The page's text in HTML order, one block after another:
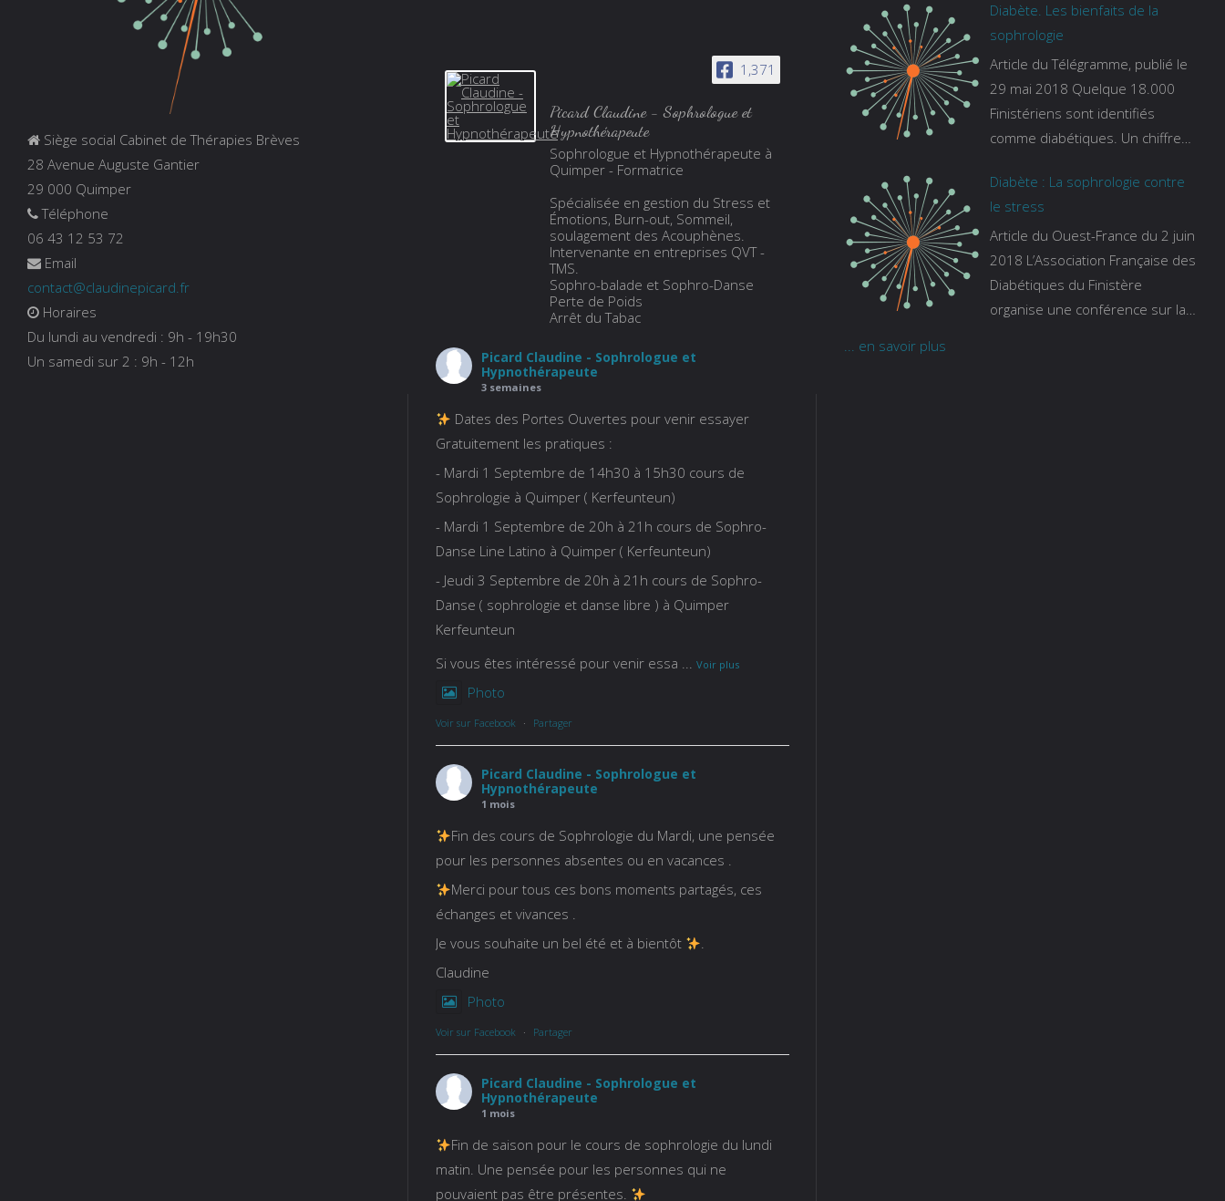
Siège social Cabinet de Thérapies Brèves
28 Avenue Auguste Gantier
29 000 Quimper
Téléphone
06 43 12 53 72
Email
contact@claudinepicard.fr
Horaires
Du lundi au vendredi : 9h - 19h30
Un samedi sur 2 : 9h - 12h
1,371
Picard Claudine - Sophrologue et
Hypnothérapeute
Sophrologue et Hypnothérapeute à
Quimper - Formatrice
Spécialisée en gestion du Stress et
Émotions, Burn-out, Sommeil,
soulagement des Acouphènes.
Intervenante en entreprises QVT -
TMS.
Sophro-balade et Sophro-Danse
Perte de Poids
Arrêt du Tabac
Picard Claudine - Sophrologue et
Hypnothérapeute
3 semaines
Dates des Portes Ouvertes pour venir essayer
Gratuitement les pratiques :
- Mardi 1 Septembre de 14h30 à 15h30 cours de
Sophrologie à Quimper ( Kerfeunteun)
- Mardi 1 Septembre de 20h à 21h cours de Sophro-
Danse Line Latino à Quimper ( Kerfeunteun)
- Jeudi 3 Septembre de 20h à 21h cours de Sophro-
Danse ( sophrologie et danse libre ) à Quimper
Kerfeunteun
Si vous êtes intéressé pour venir essa ... Voir plus
Photo
Voir sur Facebook · Partager
Picard Claudine - Sophrologue et
Hypnothérapeute
1 mois
Fin des cours de Sophrologie du Mardi, une pensée
pour les personnes absentes ou en vacances .
Merci pour tous ces bons moments partagés, ces
échanges et vivances .
Je vous souhaite un bel été et à bientôt
.
Claudine
Photo
Voir sur Facebook · Partager
Picard Claudine - Sophrologue et
Hypnothérapeute
1 mois
Fin de saison pour le cours de sophrologie du lundi
matin. Une pensée pour les personnes qui ne
pouvaient pas être présentes.
le site de france bleu :
https://www.francebleu.fr/emissi
ons/les-experts/breizh-izel/vos-
questions-sur-le-sommeil
Diabète. Les bienfaits de la
sophrologie
Article du Télégramme, publié le
29 mai 2018 Quelque 18.000
Finistériens sont identifiés
comme diabétiques. Un chiffre
tous ceux qui s’ignorent. « C’est
une pathologie qui continue à
augmenter, souligne Gaïanne
Gazeau, directrice adjointe de la
Caisse primaire d’assurance-
maladie. C’est aussi une
Diabète : La sophrologie contre
le stress
Article du Ouest-France du 2 juin
2018 L’Association Française des
Diabétiques du Finistère
organise une conférence sur la
... en savoir plus